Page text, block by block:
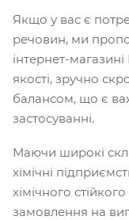
Якщо у вас є
речовин, ми
інтернет-
якості, зручно
балансом, що є
застосуванні.
Маючи широкі
хімічні
хімічного
замовлення на